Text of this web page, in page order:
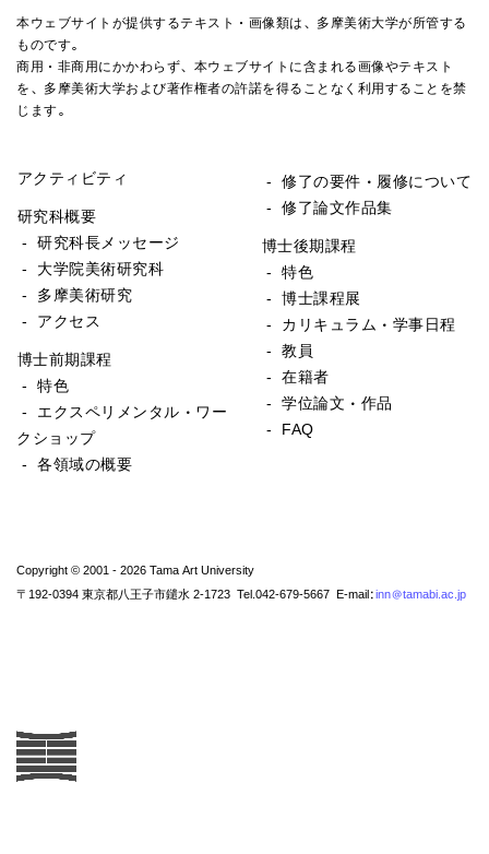
本ウェブサイトが提供するテキスト・画像類は、多摩美術大学が所管する
ものです。
商用・非商用にかかわらず、本ウェブサイトに含まれる画像やテキスト
を、多摩美術大学および著作権者の許諾を得ることなく利用することを禁
じます。
アクティビティ
研究科概要
- 研究科長メッセージ
- 大学院美術研究科
- 多摩美術研究
- アクセス
博士前期課程
- 特色
- エクスペリメンタル・ワー
クショップ
- 各領域の概要
- 修了の要件・履修について
- 修了論文作品集
博士後期課程
- 特色
- 博士課程展
- カリキュラム・学事日程
- 教員
- 在籍者
- 学位論文・作品
- FAQ
Copyright © 2001 - 2026 Tama Art University
〒192-0394 東京都八王子市鑓水 2-1723 Tel.042-679-5667 E-mail:inn@tamabi.ac.jp